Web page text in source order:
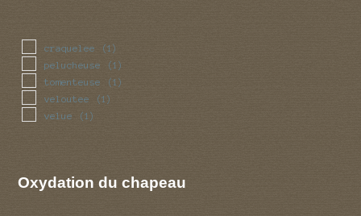
craquelee (1)
pelucheuse (1)
tomenteuse (1)
veloutee (1)
velue (1)
Oxydation du chapeau